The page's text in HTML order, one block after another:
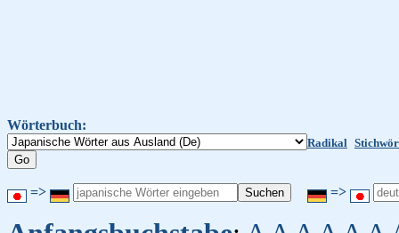
Wörterbuch:
Radikal
=> =>